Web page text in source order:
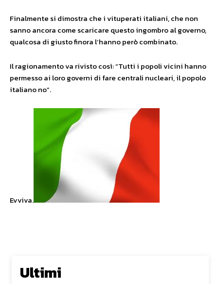
Finalmente si dimostra che i vituperati italiani, che non
sanno ancora come scaricare questo ingombro al governo,
qualcosa di giusto finora l’hanno però combinato.
Il ragionamento va rivisto così: “Tutti i popoli vicini hanno
permesso ai loro governi di fare centrali nucleari, il popolo
italiano no”.
Evviva.
Ultimi